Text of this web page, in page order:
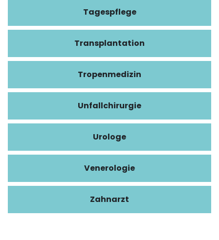
Tagespflege
Transplantation
Tropenmedizin
Unfallchirurgie
Urologe
Venerologie
Zahnarzt